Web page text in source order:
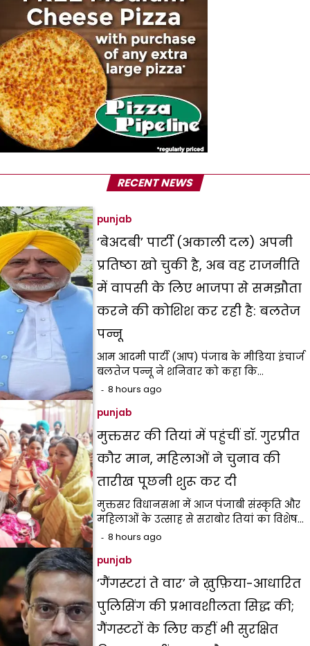
RECENT NEWS
punjab
‘बेअदबी’ पार्टी (अकाली दल) अपनी
प्रतिष्ठा खो चुकी है, अब वह राजनीति
में वापसी के लिए भाजपा से समझौता
करने की कोशिश कर रही है: बलतेज
पन्नू
आम आदमी पार्टी (आप) पंजाब के मीडिया इंचार्ज
बलतेज पन्नू ने शनिवार को कहा कि…
8 hours ago
punjab
मुक्तसर की तियां में पहुंचीं डॉ. गुरप्रीत
कौर मान, महिलाओं ने चुनाव की
तारीख पूछनी शुरू कर दी
मुक्तसर विधानसभा में आज पंजाबी संस्कृति और
महिलाओं के उत्साह से सराबोर तियां का विशेष…
8 hours ago
punjab
‘गैंगस्टरां ते वार’ ने ख़ुफ़िया-आधारित
पुलिसिंग की प्रभावशीलता सिद्ध की;
गैंगस्टरों के लिए कहीं भी सुरक्षित